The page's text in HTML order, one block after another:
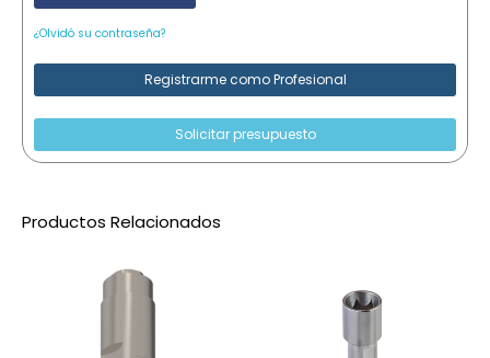
¿Olvidó su contraseña?
Registrarme como Profesional
Solicitar presupuesto
Productos Relacionados